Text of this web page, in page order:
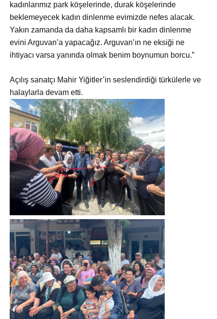
kadınlarımız park köşelerinde, durak köşelerinde
beklemeyecek kadın dinlenme evimizde nefes alacak.
Yakın zamanda da daha kapsamlı bir kadın dinlenme
evini Arguvan’a yapacağız. Arguvan’ın ne eksiği ne
ihtiyacı varsa yanında olmak benim boynumun borcu.”
Açılış sanatçı Mahir Yiğitler’in seslendirdiği türkülerle ve
halaylarla devam etti.